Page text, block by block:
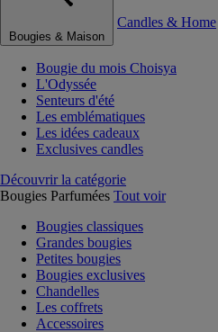
Bougies & Maison
Candles & Home
Bougie du mois Choisya
L'Odyssée
Senteurs d'été
Les emblématiques
Les idées cadeaux
Exclusives candles
Découvrir la catégorie
Bougies Parfumées Tout voir
Bougies classiques
Grandes bougies
Petites bougies
Bougies exclusives
Chandelles
Les coffrets
Accessoires